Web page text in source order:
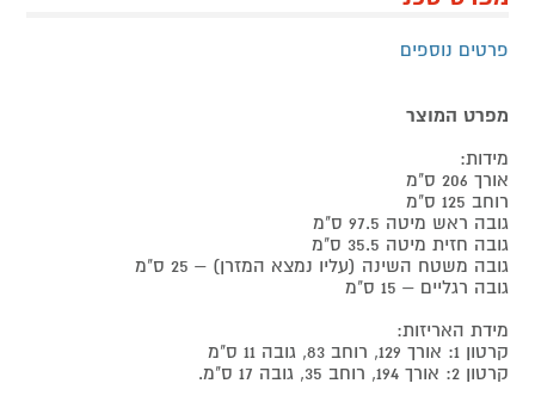
פרטים נוספים
מפרט המוצר
מידות:
אורך 206 ס"מ
רוחב 125 ס"מ
גובה ראש מיטה 97.5 ס"מ
גובה חזית מיטה 35.5 ס"מ
גובה משטח השינה (עליו נמצא המזרן) – 25 ס"מ
גובה רגליים – 15 ס"מ
מידת האריזות:
קרטון 1: אורך 129, רוחב 83, גובה 11 ס"מ
קרטון 2: אורך 194, רוחב 35, גובה 17 ס"מ.